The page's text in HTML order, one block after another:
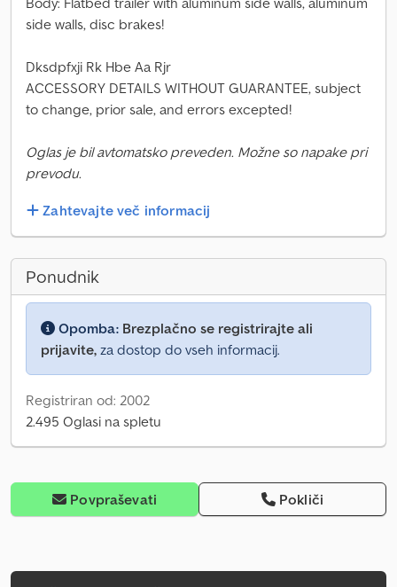
side walls, disc brakes!
Dksdpfxji Rk Hbe Aa Rjr
ACCESSORY DETAILS WITHOUT GUARANTEE, subject
to change, prior sale, and errors excepted!
Oglas je bil avtomatsko preveden. Možne so napake pri
prevodu.
Zahtevajte več informacij
Ponudnik
Opomba: Brezplačno se registrirajte ali
prijavite, za dostop do vseh informacij.
Registriran od: 2002
2.495 Oglasi na spletu
Povpraševati Pokliči